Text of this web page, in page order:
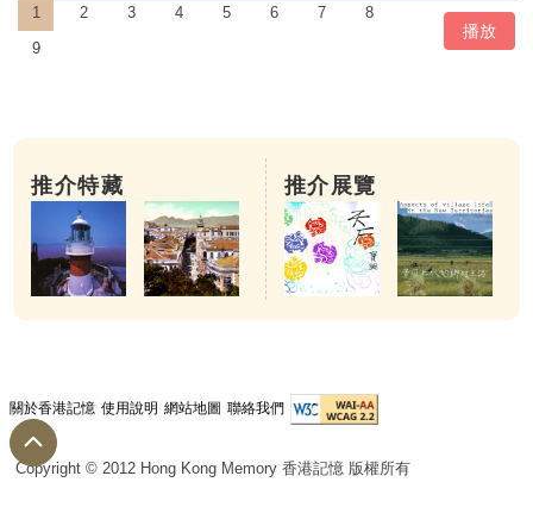
農曆二月初二
1 2 3 4 5 6 7
8
9
播放
推介特藏 推介展覽
關於香港記憶 使用說明 網站地圖 聯絡我們
Copyright © 2012 Hong Kong Memory 香港記憶 版權所有